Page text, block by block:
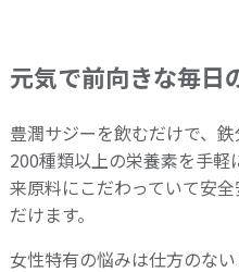
元気で前向きな毎日
豊潤サジーを飲むだけで、
200種類以上の栄養素を手
来原料にこだわっていて安
だけます。
女性特有の悩みは仕方のな